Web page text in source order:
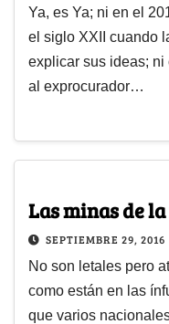
Ya, es Ya; ni en el
el siglo XXII cuando
explicar sus ideas;
al exprocurador…
Las minas de
SEPTIEMBRE 29, 2016
No son letales pero
como están en las
que varios